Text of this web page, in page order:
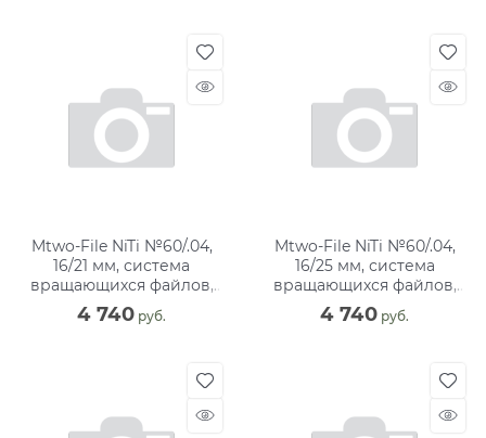
Mtwo-File NiTi №60/.04,
16/21 мм, система
вращающихся файлов,
блистер (6 шт)
4 740 руб.
Mtwo-File NiTi №60/.04,
16/25 мм, система
вращающихся файлов,
блистер (6 шт)
4 740 руб.